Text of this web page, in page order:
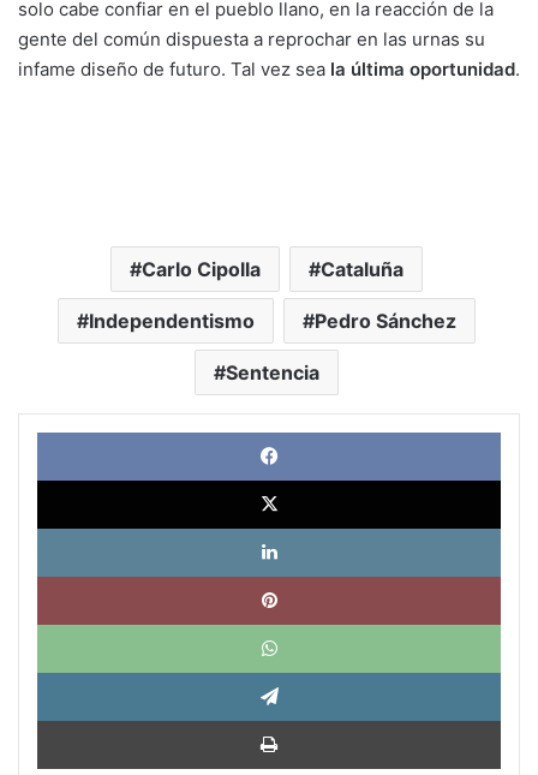
solo cabe confiar en el pueblo llano, en la reacción de la
gente del común dispuesta a reprochar en las urnas su
infame diseño de futuro. Tal vez sea la última oportunidad.
Carlo Cipolla Cataluña
Independentismo Pedro Sánchez
Sentencia
X